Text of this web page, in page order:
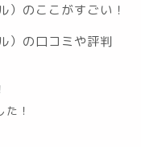
のここがすごい！
）の口コミや評判
！